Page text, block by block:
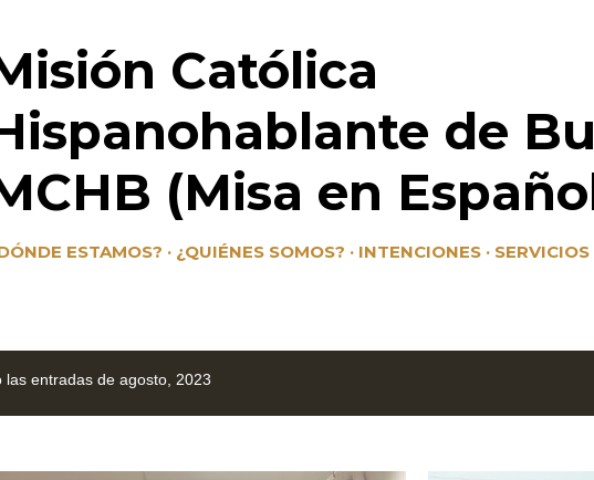
Católica
de
(Misa en
ESTAMOS? ¿QUIÉNES SOMOS? INTENCIONES SERVICIOS
las entradas de agosto, 2023